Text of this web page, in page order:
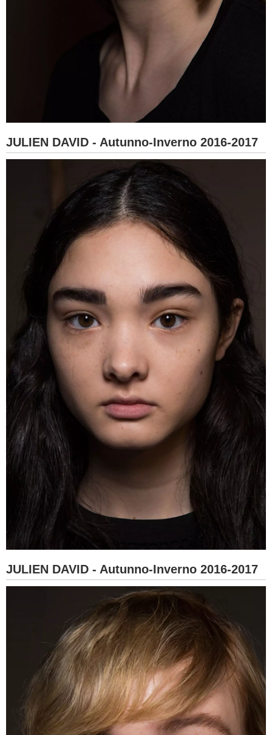
JULIEN DAVID - Autunno-Inverno 2016-2017
JULIEN DAVID - Autunno-Inverno 2016-2017